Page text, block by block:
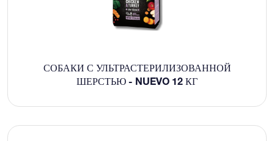
СОБАКИ С УЛЬТРАСТЕРИЛИЗОВАННОЙ
ШЕРСТЬЮ - NUEVO 12 КГ